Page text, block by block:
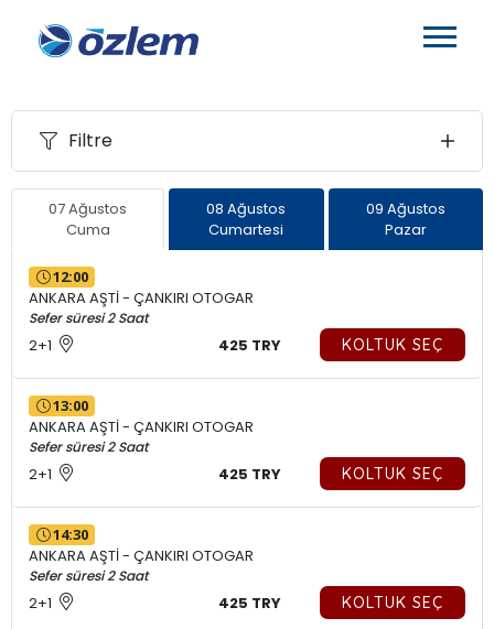
Filtre
07 Ağustos
Cuma
08 Ağustos
Cumartesi
09 Ağustos
Pazar
12:00
ANKARA AŞTİ - ÇANKIRI OTOGAR
Sefer süresi 2 Saat
2+1 425 TRY KOLTUK SEÇ
13:00
ANKARA AŞTİ - ÇANKIRI OTOGAR
Sefer süresi 2 Saat
2+1 425 TRY KOLTUK SEÇ
14:30
ANKARA AŞTİ - ÇANKIRI OTOGAR
Sefer süresi 2 Saat
2+1 425 TRY KOLTUK SEÇ